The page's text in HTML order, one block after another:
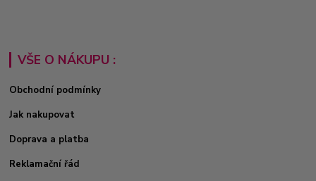
VŠE O NÁKUPU :
Obchodní podmínky
Jak nakupovat
Doprava a platba
Reklamační řád